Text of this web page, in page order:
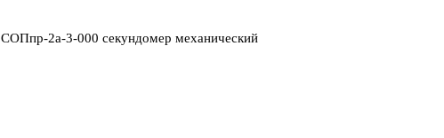
СОПпр-2а-3-000 секундомер механический